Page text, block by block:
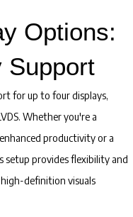
Options:
Support
for up to four displays,
Whether you're a
productivity or a
setup provides flexibility and
definition visuals